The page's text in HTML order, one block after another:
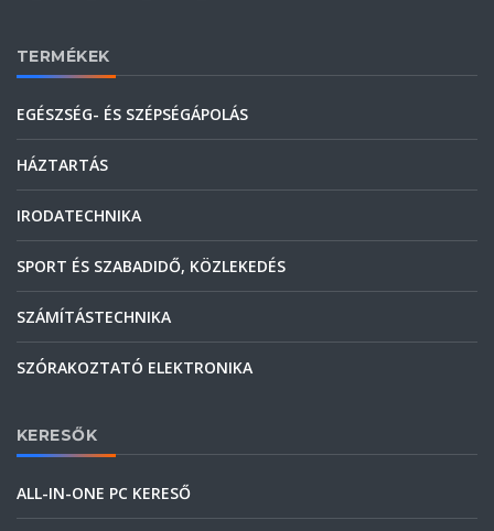
TERMÉKEK
EGÉSZSÉG- ÉS SZÉPSÉGÁPOLÁS
HÁZTARTÁS
IRODATECHNIKA
SPORT ÉS SZABADIDŐ, KÖZLEKEDÉS
SZÁMÍTÁSTECHNIKA
SZÓRAKOZTATÓ ELEKTRONIKA
KERESŐK
ALL-IN-ONE PC KERESŐ